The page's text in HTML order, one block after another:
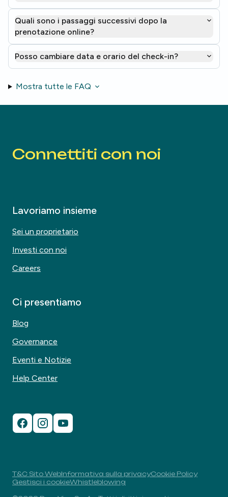
Quali sono i passaggi successivi dopo la
prenotazione online?
Posso cambiare data e orario del check-in?
Mostra tutte le FAQ
Connettiti con noi
Lavoriamo insieme
Sei un proprietario
Investi con noi
Careers
Ci presentiamo
Blog
Governance
Eventi e Notizie
Help Center
T&C Sito WebInformativa sulla privacyCookie Policy
Gestisci i cookieWhistleblowing